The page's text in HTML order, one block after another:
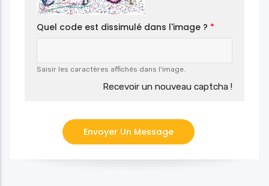
Quel code est dissimulé dans l'image ?
Saisir les caractères affichés dans l'image.
Recevoir un nouveau captcha !